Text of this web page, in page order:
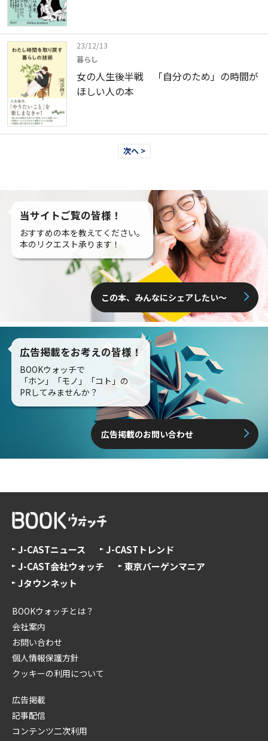
23/12/13
暮らし
女の人生後半戦 「自分のため」の時間が
ほしい人の本
次へ >
当サイトご覧の皆様！
おすすめの本を教えてください。
本のリクエスト承ります！
この本、みんなにシェアしたい〜
広告掲載をお考えの皆様！
BOOKウォッチで
「ホン」「モノ」「コト」の
PRしてみませんか？
広告掲載のお問い合わせ
J-CASTニュース
J-CASTトレンド
J-CAST会社ウォッチ
東京バーゲンマニア
Jタウンネット
BOOKウォッチとは？
会社案内
お問い合わせ
個人情報保護方針
クッキーの利用について
広告掲載
記事配信
コンテンツ二次利用